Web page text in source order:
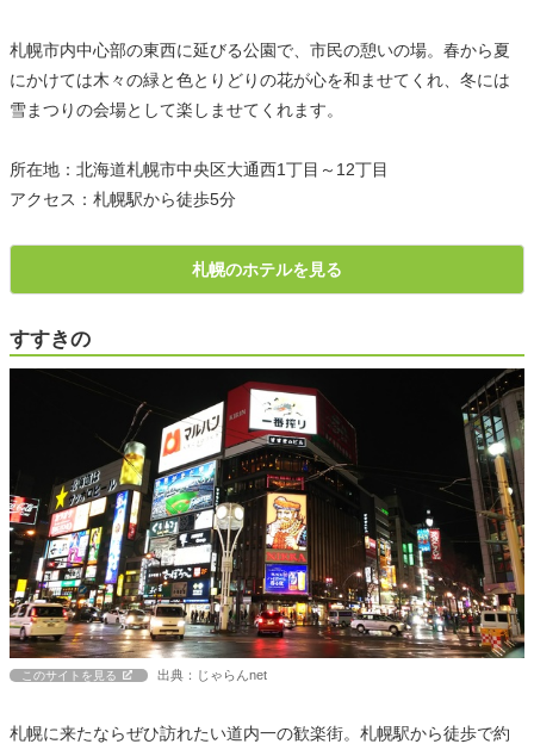
札幌市内中心部の東西に延びる公園で、市民の憩いの場。春から夏
にかけては木々の緑と色とりどりの花が心を和ませてくれ、冬には
雪まつりの会場として楽しませてくれます。
所在地：北海道札幌市中央区大通西1丁目～12丁目
アクセス：札幌駅から徒歩5分
札幌のホテルを見る
すすきの
このサイトを見る 出典：じゃらんnet
札幌に来たならぜひ訪れたい道内一の歓楽街。札幌駅から徒歩で約